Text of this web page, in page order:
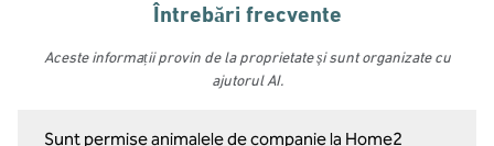
Întrebări frecvente
Aceste informații provin de la proprietate și sunt organizate cu
ajutorul AI.
Sunt permise animalele de companie la Home2